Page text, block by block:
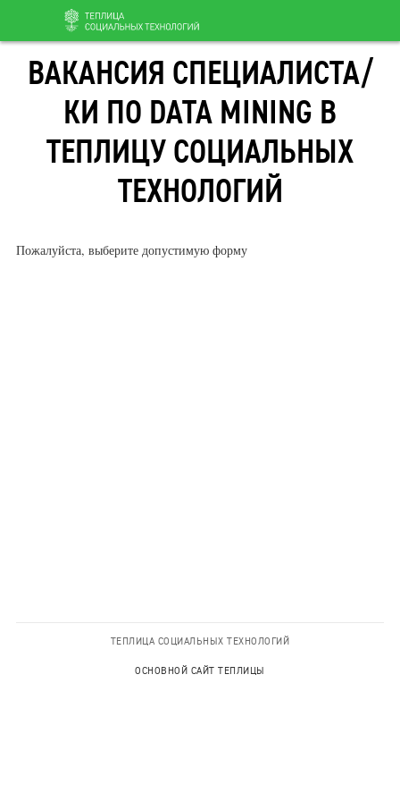
ПерейтиВАКАНСИЯ СПЕЦИАЛИСТА/
КИ ПО DATA MINING В
ТЕПЛИЦУ СОЦИАЛЬНЫХ
ТЕХНОЛОГИЙ
Пожалуйста, выберите допустимую форму
ТЕПЛИЦА СОЦИАЛЬНЫХ ТЕХНОЛОГИЙ
ОСНОВНОЙ САЙТ ТЕПЛИЦЫ